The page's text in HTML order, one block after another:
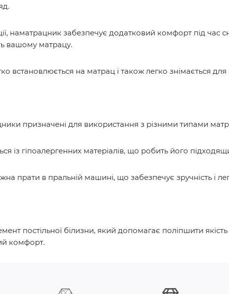
наматрацник забезпечує додатковий комфорт під час
вашому матрацу.
встановлюється на матрац і також легко знімається
призначені для використання з різними типами
із гіпоалергенних матеріалів, що робить його
прати в пральній машині, що забезпечує зручність і
постільної білизни, який допомагає поліпшити
комфорт.